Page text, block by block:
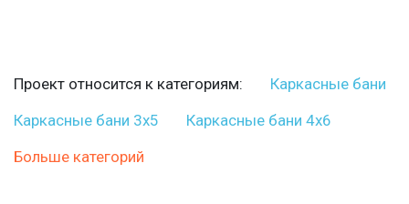
Проект относится к категориям:
Каркасные бани
Каркасные бани 3х5
Каркасные бани 4х6
Больше категорий